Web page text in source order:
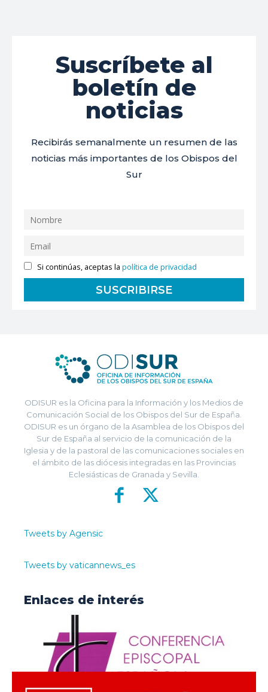
Suscríbete al
boletín de
noticias
Recibirás semanalmente un resumen de las
noticias más importantes de los Obispos del
Sur
Si continúas, aceptas lapolítica de privacidad
ODISUR es la Oficina para la Información y los Medios de
Comunicación Social de los Obispos del Sur de España.
ODISUR es un órgano de la Asamblea de los Obispos del
Sur de España al servicio de la comunicación de la
Iglesia y de la pastoral de las comunicaciones sociales en
el ámbito de las diócesis integradas en las Provincias
Eclesiásticas de Granada y Sevilla.
Tweets by Agensic
Tweets by vaticannews_es
Enlaces de interés